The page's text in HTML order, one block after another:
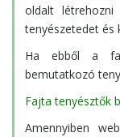
oldalt
tenyészetedet és
Ha ebből a
bemutatkozó
Fajta tenyésztők
Amennyiben